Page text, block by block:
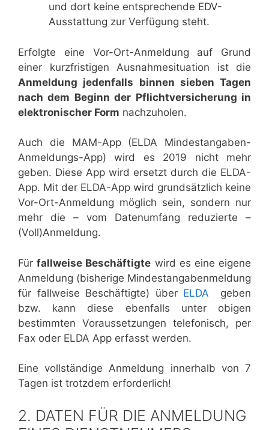
und dort keine entsprechende EDV-
Ausstattung zur Verfügung steht.
Erfolgte eine Vor-Ort-Anmeldung auf Grund
einer kurzfristigen Ausnahmesituation ist die
Anmeldung jedenfalls binnen sieben Tagen
nach dem Beginn der Pflichtversicherung in
elektronischer Form nachzuholen.
Auch die MAM-App (ELDA Mindestangaben-
Anmeldungs-App) wird es 2019 nicht mehr
geben. Diese App wird ersetzt durch die ELDA-
App. Mit der ELDA-App wird grundsätzlich keine
Vor-Ort-Anmeldung möglich sein, sondern nur
mehr die – vom Datenumfang reduzierte –
(Voll)Anmeldung.
Fürfallweise Beschäftigte wird es eine eigene
Anmeldung (bisherige Mindestangabenmeldung
für fallweise Beschäftigte) über ELDA
geben
bzw. kann diese ebenfalls unter obigen
bestimmten Voraussetzungen telefonisch, per
Fax oder ELDA App erfasst werden.
Eine vollständige Anmeldung innerhalb von 7
Tagen ist trotzdem erforderlich!
2. DATEN FÜR DIE ANMELDUNG